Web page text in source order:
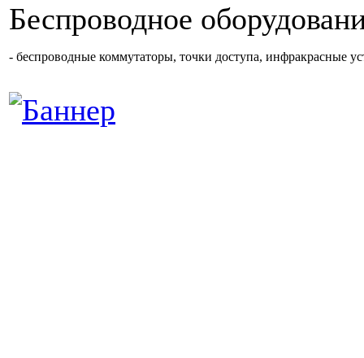
Беспроводное
- беспроводные коммутаторы, точки доступа, инфракрасные